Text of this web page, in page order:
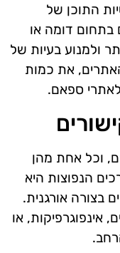
התוכן של
בתחום דומה או
ולמנוע בעיות של
את כמות
ספאם.
וכל אחת מהן
הנפוצות היא
בצורה אורגנית.
אינפוגרפיקות, או